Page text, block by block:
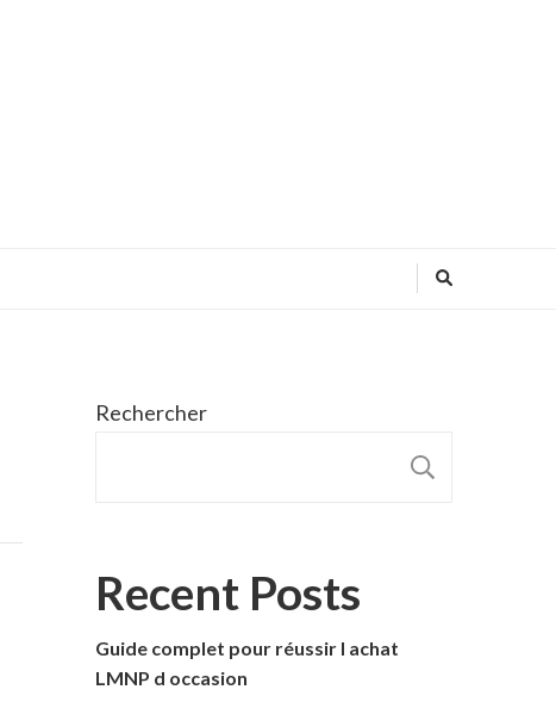
Rechercher
Recent Posts
Guide complet pour réussir l achat
LMNP d occasion